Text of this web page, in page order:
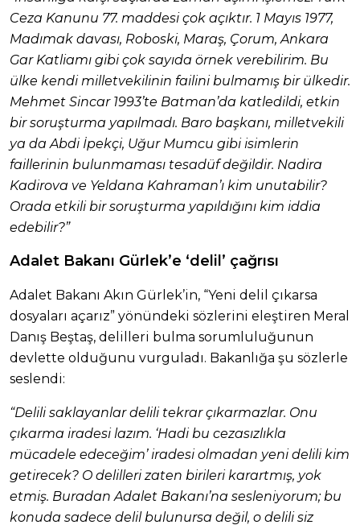
Ceza Kanunu 77. maddesi çok açıktır. 1 Mayıs 1977,
Madımak davası, Roboski, Maraş, Çorum, Ankara
Gar Katliamı gibi çok sayıda örnek verebilirim. Bu
ülke kendi milletvekilinin failini bulmamış bir ülkedir.
Mehmet Sincar 1993’te Batman’da katledildi, etkin
bir soruşturma yapılmadı. Baro başkanı, milletvekili
ya da Abdi İpekçi, Uğur Mumcu gibi isimlerin
faillerinin bulunmaması tesadüf değildir. Nadira
Kadirova ve Yeldana Kahraman’ı kim unutabilir?
Orada etkili bir soruşturma yapıldığını kim iddia
edebilir?”
Adalet Bakanı Gürlek’e ‘delil’ çağrısı
Adalet Bakanı Akın Gürlek’in, “Yeni delil çıkarsa
dosyaları açarız” yönündeki sözlerini eleştiren Meral
Danış Beştaş, delilleri bulma sorumluluğunun
devlette olduğunu vurguladı. Bakanlığa şu sözlerle
seslendi:
“Delili saklayanlar delili tekrar çıkarmazlar. Onu
çıkarma iradesi lazım. ‘Hadi bu cezasızlıkla
mücadele edeceğim’ iradesi olmadan yeni delili kim
getirecek? O delilleri zaten birileri karartmış, yok
etmiş. Buradan Adalet Bakanı’na sesleniyorum; bu
konuda sadece delil bulunursa değil, o delili siz